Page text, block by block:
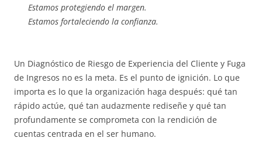
Estamos protegiendo el margen.
Estamos fortaleciendo la confianza.
Un Diagnóstico de Riesgo de Experiencia del Cliente y Fuga
de Ingresos no es la meta. Es el punto de ignición. Lo que
importa es lo que la organización haga después: qué tan
rápido actúe, qué tan audazmente rediseñe y qué tan
profundamente se comprometa con la rendición de
cuentas centrada en el ser humano.